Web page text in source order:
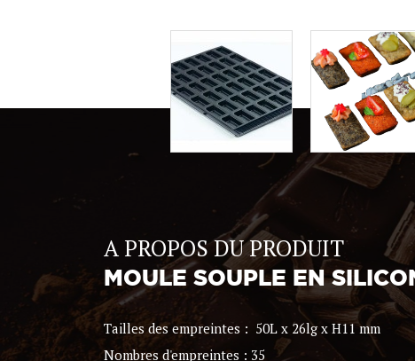
A PROPOS DU PRODUIT
MOULE SOUPLE EN
Tailles des empreintes : 50L x 26lg x H11 mm
Nombres d'empreintes : 35